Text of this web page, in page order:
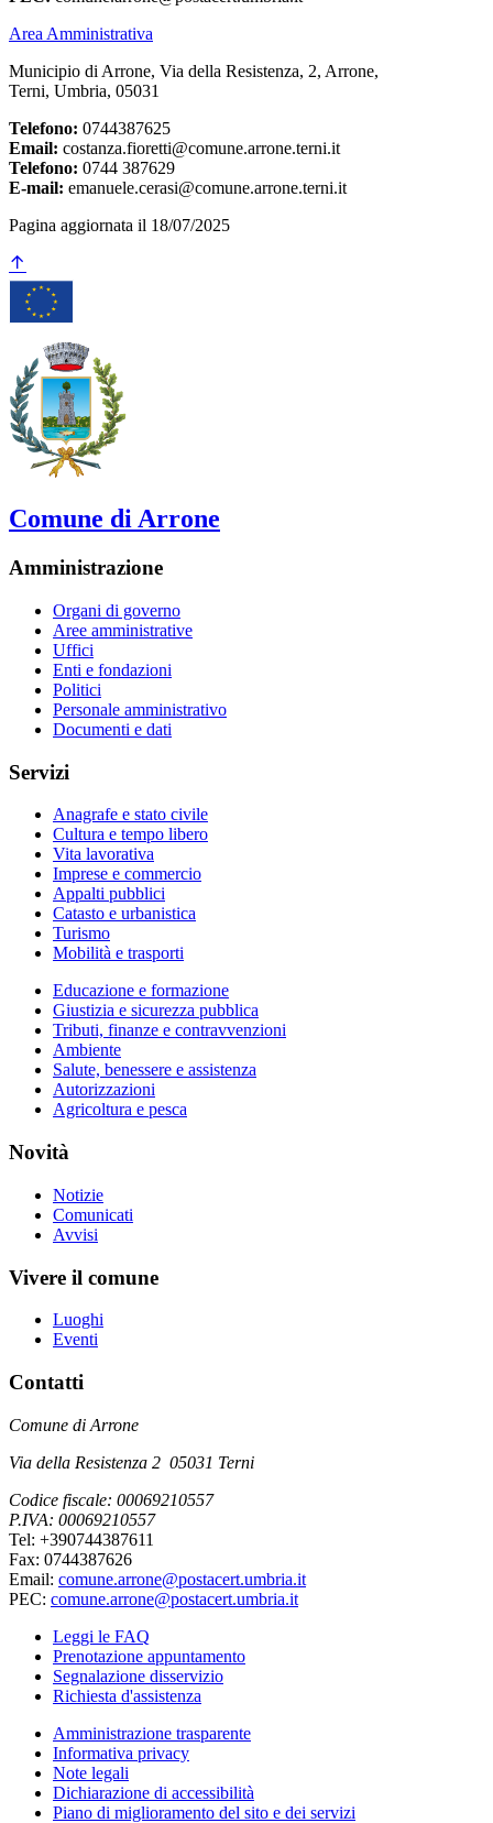
Area Amministrativa
Municipio di Arrone, Via della Resistenza, 2, Arrone,
Terni, Umbria, 05031
Telefono: 0744387625
Email: costanza.fioretti@comune.arrone.terni.it
Telefono: 0744 387629
E-mail: emanuele.cerasi@comune.arrone.terni.it
Pagina aggiornata il 18/07/2025
Comune di Arrone
Amministrazione
Organi di governo
Aree amministrative
Uffici
Enti e fondazioni
Politici
Personale amministrativo
Documenti e dati
Servizi
Anagrafe e stato civile
Cultura e tempo libero
Vita lavorativa
Imprese e commercio
Appalti pubblici
Catasto e urbanistica
Turismo
Mobilità e trasporti
Educazione e formazione
Giustizia e sicurezza pubblica
Tributi, finanze e contravvenzioni
Ambiente
Salute, benessere e assistenza
Autorizzazioni
Agricoltura e pesca
Novità
Notizie
Comunicati
Avvisi
Vivere il comune
Luoghi
Eventi
Contatti
Comune di Arrone
Via della Resistenza 2 05031 Terni
Codice fiscale: 00069210557
P.IVA: 00069210557
Tel: +390744387611
Fax: 0744387626
Email: comune.arrone@postacert.umbria.it
PEC: comune.arrone@postacert.umbria.it
Leggi le FAQ
Prenotazione appuntamento
Segnalazione disservizio
Richiesta d'assistenza
Amministrazione trasparente
Informativa privacy
Note legali
Dichiarazione di accessibilità
Piano di miglioramento del sito e dei servizi